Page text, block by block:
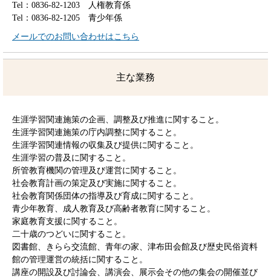
Tel：0836-82-1203
人権教育係
Tel：0836-82-1205
青少年係
メールでのお問い合わせはこちら
主な業務
生涯学習関連施策の企画、調整及び推進に関すること。
生涯学習関連施策の庁内調整に関すること。
生涯学習関連情報の収集及び提供に関すること。
生涯学習の普及に関すること。
所管教育機関の管理及び運営に関すること。
社会教育計画の策定及び実施に関すること。
社会教育関係団体の指導及び育成に関すること。
青少年教育、成人教育及び高齢者教育に関すること。
家庭教育支援に関すること。
二十歳のつどいに関すること。
図書館、きらら交流館、青年の家、津布田会館及び歴史民俗資料
館の管理運営の統括に関すること。
講座の開設及び討論会、講演会、展示会その他の集会の開催並び